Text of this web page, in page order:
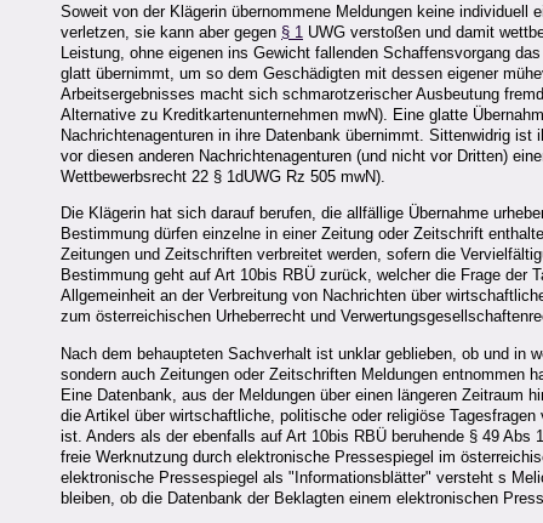
Soweit von der Klägerin übernommene Meldungen keine individuell
verletzen, sie kann aber gegen § 1 UWG verstoßen und damit
Leistung, ohne eigenen ins Gewicht fallenden Schaffensvorgang
glatt übernimmt, um so dem Geschädigten mit dessen eigener
Arbeitsergebnisses macht sich schmarotzerischer Ausbeutung
Alternative zu Kreditkartenunternehmen mwN). Eine glatte
Nachrichtenagenturen in ihre Datenbank übernimmt. Sittenwidrig
vor diesen anderen Nachrichtenagenturen (und nicht vor Dritten)
Wettbewerbsrecht 22 § 1dUWG Rz 505 mwN).
Die Klägerin hat sich darauf berufen, die allfällige Übernahme
Bestimmung dürfen einzelne in einer Zeitung oder Zeitschrift
Zeitungen und Zeitschriften verbreitet werden, sofern die
Bestimmung geht auf Art 10bis RBÜ zurück, welcher die Frage der
Allgemeinheit an der Verbreitung von Nachrichten über
zum österreichischen Urheberrecht und
Nach dem behaupteten Sachverhalt ist unklar geblieben, ob und in
sondern auch Zeitungen oder Zeitschriften Meldungen entnommen
Eine Datenbank, aus der Meldungen über einen längeren Zeitraum
die Artikel über wirtschaftliche, politische oder religiöse
ist. Anders als der ebenfalls auf Art 10bis RBÜ beruhende § 49 Abs
freie Werknutzung durch elektronische Pressespiegel im
elektronische Pressespiegel als "Informationsblätter" versteht s
bleiben, ob die Datenbank der Beklagten einem elektronischen